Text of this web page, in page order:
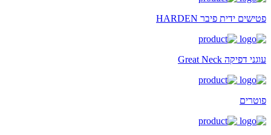
פטישים ידית פיבר HARDEN
עוגני דפיקה Great Neck
פוטרים